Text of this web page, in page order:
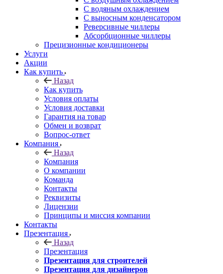
С водяным охлаждением
С выносным конденсатором
Реверсивные чиллеры
Абсорбционные чиллеры
Прецизионные кондиционеры
Услуги
Акции
Как купить
Назад
Как купить
Условия оплаты
Условия доставки
Гарантия на товар
Обмен и возврат
Вопрос-ответ
Компания
Назад
Компания
О компании
Команда
Контакты
Реквизиты
Лицензии
Принципы и миссия компании
Контакты
Презентация
Назад
Презентация
Презентация для строителей
Презентация для дизайнеров